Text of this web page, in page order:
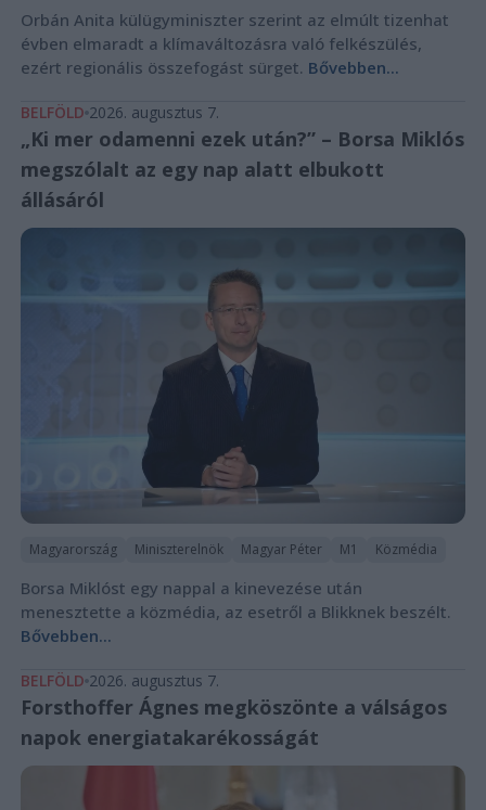
Orbán Anita külügyminiszter szerint az elmúlt tizenhat
évben elmaradt a klímaváltozásra való felkészülés,
ezért regionális összefogást sürget. Bővebben...
BELFÖLD 2026. augusztus 7.
„Ki mer odamenni ezek után?” – Borsa Miklós
megszólalt az egy nap alatt elbukott
állásáról
Magyarország Miniszterelnök Magyar Péter M1 Közmédia
Borsa Miklóst egy nappal a kinevezése után
menesztette a közmédia, az esetről a Blikknek beszélt.
Bővebben...
BELFÖLD 2026. augusztus 7.
Forsthoffer Ágnes megköszönte a válságos
napok energiatakarékosságát